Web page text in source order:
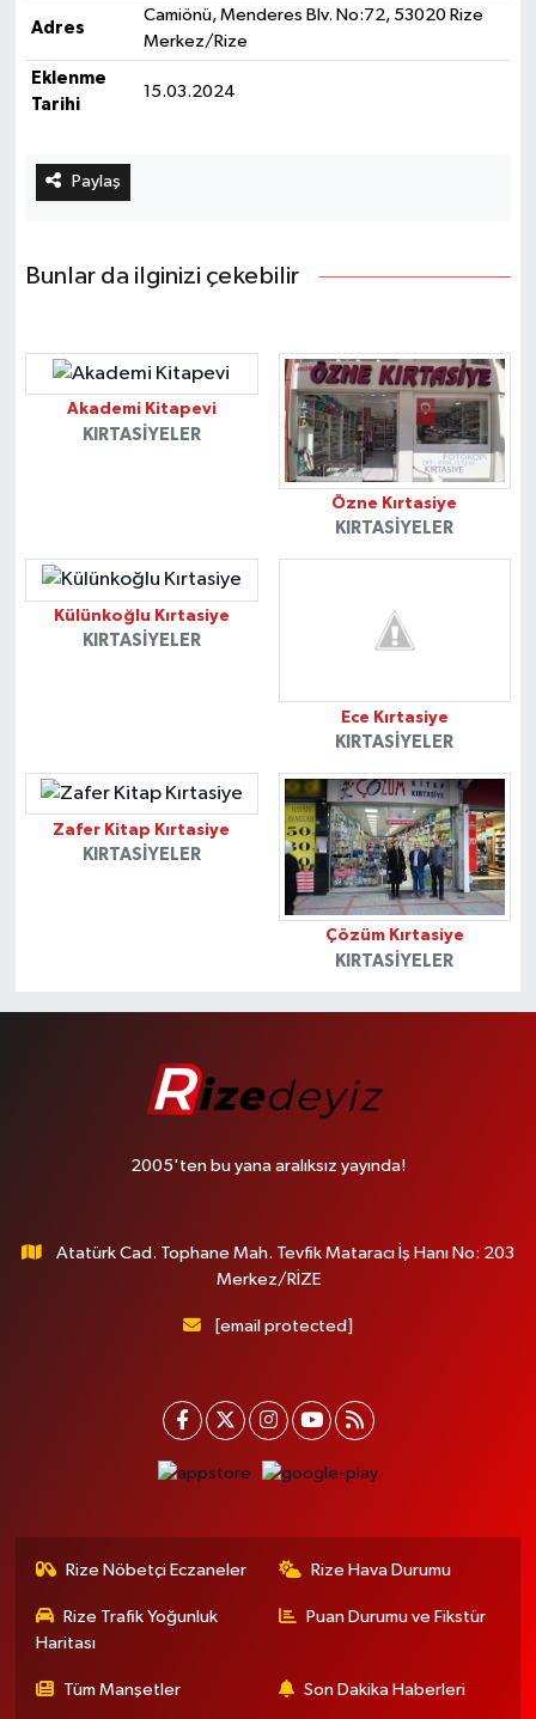
Adres
Camiönü, Menderes Blv. No:72, 53020 Rize
Merkez/Rize
Eklenme
Tarihi
15.03.2024
Paylaş
Bunlar da ilginizi çekebilir
Akademi Kitapevi
KIRTASIYELER
Özne Kırtasiye
KIRTASIYELER
Külünkoğlu Kırtasiye
KIRTASIYELER
Ece Kırtasiye
KIRTASIYELER
Zafer Kitap Kırtasiye
KIRTASIYELER
Çözüm Kırtasiye
KIRTASIYELER
2005'ten bu yana aralıksız yayında!
Atatürk Cad. Tophane Mah. Tevfik Mataracı İş Hanı No: 203
Merkez/RİZE
[email protected]
Rize Nöbetçi Eczaneler Rize Hava Durumu
Rize Trafik Yoğunluk
Haritası
Puan Durumu ve Fikstür
Tüm Manşetler Son Dakika Haberleri